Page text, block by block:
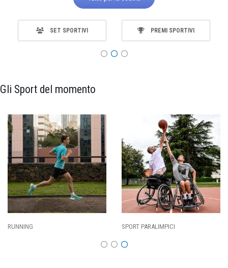
SET SPORTIVI PREMI SPORTIVI
Gli Sport del momento
SPORT PARALIMPICI